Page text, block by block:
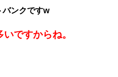
ンクですw
ですからね。